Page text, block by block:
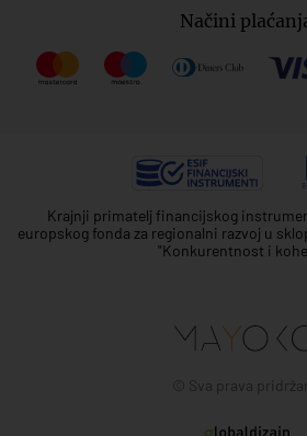
Načini
Krajnji primatelj financijskog
europskog fonda za regionalni razvoj u
"Konkurentnost i
© Sva prava